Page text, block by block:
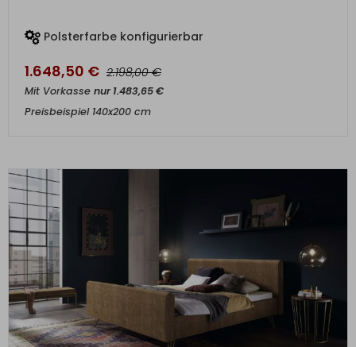
Polsterfarbe konfigurierbar
1.648,50 € 2.198,00€
Mit Vorkasse nur1.483,65€
Preisbeispiel 140x200 cm